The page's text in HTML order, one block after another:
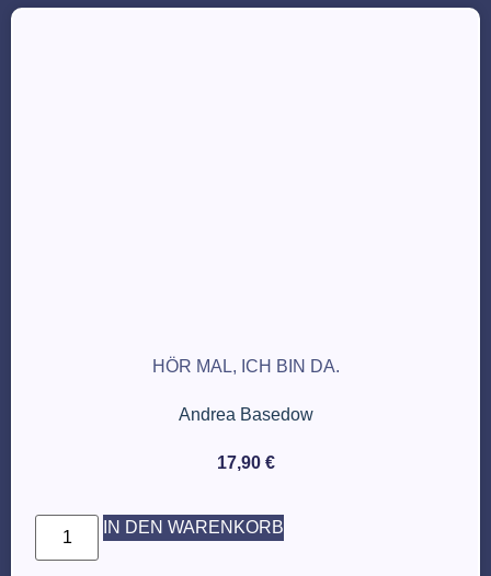
HÖR MAL, ICH BIN DA.
Andrea Basedow
17,90 €
IN DEN WARENKORB